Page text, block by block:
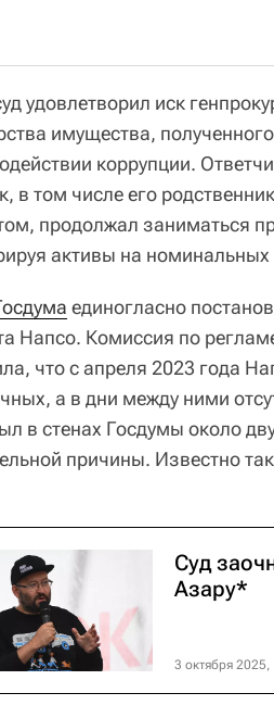
удовлетворил иск
имущества,
коррупции.
в том числе его
продолжал заниматься
активы на
единогласно
Напсо. Комиссия по
что с апреля 2023 года
а в дни между ними
в стенах Госдумы около
причины. Известно
Суд
Азару*
3 октября 2025,